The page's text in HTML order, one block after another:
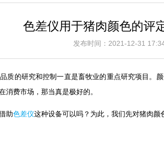
色差仪用于猪肉颜色的评
发布时间：2021-12-31
质的研究和控制一直是畜牧业的重点研究项目。
肉出现在消费市场，那当真是极
助色差仪这种设备可以吗？为此，我们先对猪肉颜